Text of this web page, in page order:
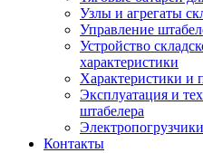
Узлы и агрегаты
Управление
Устройство
характеристики
Характеристики и
Эксплуатация и
штабелера
Электропогрузчики
Контакты